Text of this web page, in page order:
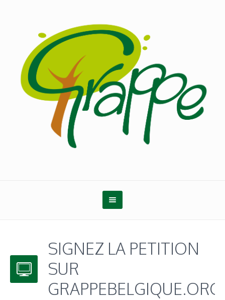
SIGNEZ LA PETITION
SUR
GRAPPEBELGIQUE.ORG